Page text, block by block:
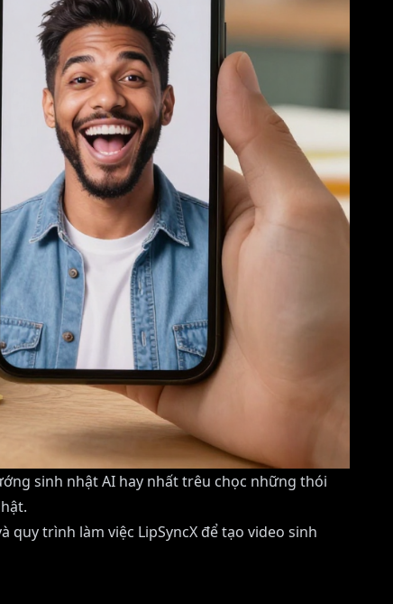
sinh nhật AI hay nhất trêu chọc những thói
trình làm việc LipSyncX để tạo video sinh